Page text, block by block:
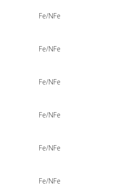
Fe/NFe
Fe/NFe
Fe/NFe
Fe/NFe
Fe/NFe
Fe/NFe